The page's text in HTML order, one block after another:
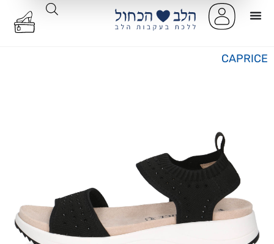
CAPRICE